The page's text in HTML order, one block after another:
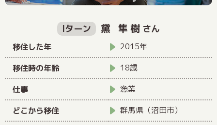
Iターン 黛 隼樹 さん
移住した年 2015年
移住時の年齢 18歳
仕事 漁業
どこから移住 群馬県（沼田市）